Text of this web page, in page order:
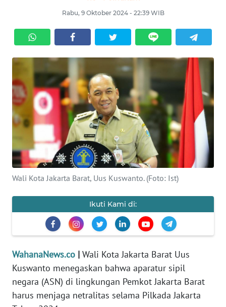
Rabu, 9 Oktober 2024 - 22:39 WIB
Wali Kota Jakarta Barat, Uus Kuswanto. (Foto: Ist)
Ikuti Kami di:
WahanaNews.co | Wali Kota Jakarta Barat Uus
Kuswanto menegaskan bahwa aparatur sipil
negara (ASN) di lingkungan Pemkot Jakarta Barat
harus menjaga netralitas selama Pilkada Jakarta
KRIMINAL
EKUIN
SAINS-TEKNO
KESEHATAN
INTERNASIONAL
SERBA-SERBI
PENDIDIKAN
OLAHRAGA
OPINI
EDITORIAL